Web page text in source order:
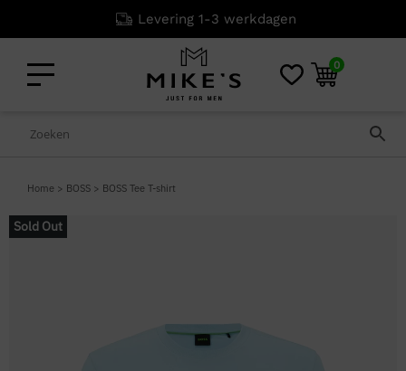
Levering 1-3 werkdagen
0
Home > BOSS > BOSS Tee T-shirt
Sold Out